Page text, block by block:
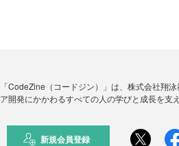
「CodeZine（コードジン）」は、株式会社翔
ア開発にかかわるすべての人の学びと成長を支
新規会員登録